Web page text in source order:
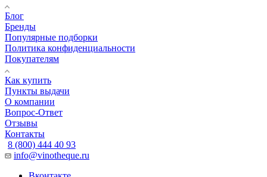
Блог
Бренды
Популярные подборки
Политика конфиденциальности
Покупателям
Как купить
Пункты выдачи
О компании
Вопрос-Ответ
Отзывы
Контакты
8 (800) 444 40 93
info@vinotheque.ru